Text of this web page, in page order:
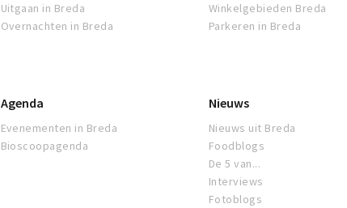
Uitgaan in Breda
Overnachten in Breda
Winkelgebieden Breda
Parkeren in Breda
Agenda
Evenementen in Breda
Bioscoopagenda
Nieuws
Nieuws uit Breda
Foodblogs
De 5 van...
Interviews
Fotoblogs